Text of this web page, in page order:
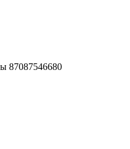
87087546680